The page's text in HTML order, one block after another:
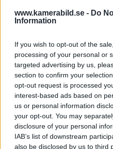
www.kamerabild.se - Do
Information
If you wish to opt-out of the
processing of your personal or
targeted advertising by us,
section to confirm your
opt-out request is processed
interest-based ads based on
us or personal information
your opt-out. You may
disclosure of your personal
IAB’s list of downstream
also be disclosed by us to third
OM System
objektiv i
OM System lanserar
programmet i Sverige,
att låna hem kameror
dagar för att se hur
behov.